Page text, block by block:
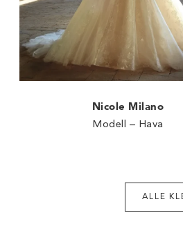
Nicole Milano
Modell – Hava
ALLE